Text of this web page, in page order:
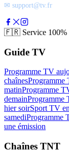
✉ support@tv.fr
🇫🇷 Service
Guide TV
Programme TV
chaînesProgramme
matinProgramme
demainProgramme
hier soirSport TV
samediProgramme
une émission
Chaînes TNT